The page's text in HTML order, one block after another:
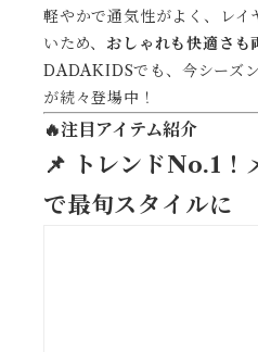
軽やかで通気性がよく、レイ
いため、 おしゃれも快適さも
DADAKIDSでも、今シーズ
が続々登場中！
🔥注目アイテム紹介
📌 トレンドNo.1！
で最旬スタイルに